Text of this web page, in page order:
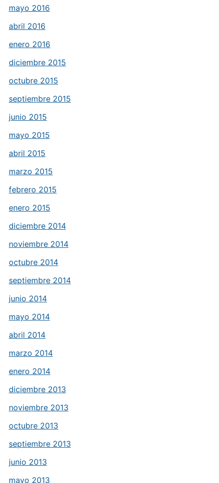
mayo 2016
abril 2016
enero 2016
diciembre 2015
octubre 2015
septiembre 2015
junio 2015
mayo 2015
abril 2015
marzo 2015
febrero 2015
enero 2015
diciembre 2014
noviembre 2014
octubre 2014
septiembre 2014
junio 2014
mayo 2014
abril 2014
marzo 2014
enero 2014
diciembre 2013
noviembre 2013
octubre 2013
septiembre 2013
junio 2013
mayo 2013